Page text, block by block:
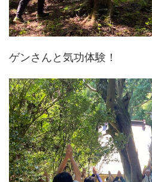
ゲンさんと気功体験！